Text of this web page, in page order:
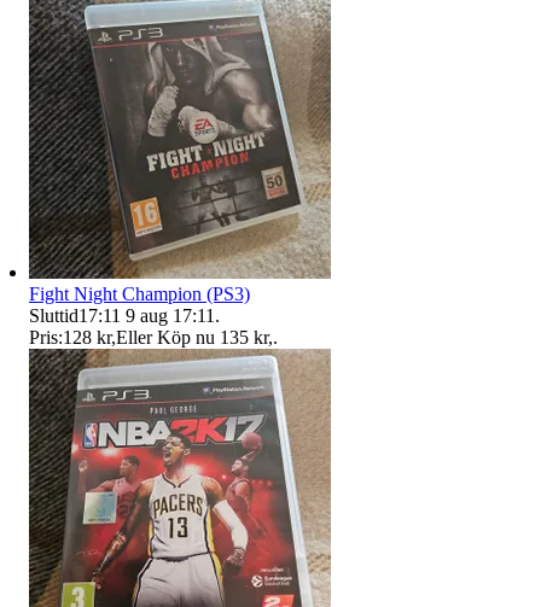
Fight Night Champion (PS3)
Sluttid17:11 9 aug 17:11 .
Pris:128 kr,Eller Köp nu 135 kr,.